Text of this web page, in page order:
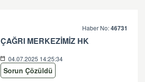
Haber No:46731
ÇAĞRI MERKEZİMİZ HK
04.07.2025 14:25:34
Sorun Çözüldü